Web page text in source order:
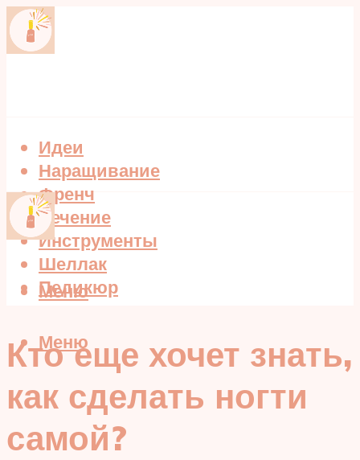
Идеи
Наращивание
Френч
Лечение
Инструменты
Шеллак
Педикюр
Меню
Меню
Кто еще хочет знать,
как сделать ногти
самой?